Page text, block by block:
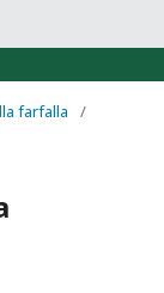
farfalla
/